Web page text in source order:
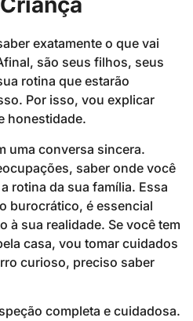
exatamente o que vai
são seus filhos, seus
rotina que estarão
Por isso, vou explicar
honestidade.
uma conversa sincera.
saber onde você
rotina da sua família. Essa
burocrático, é essencial
à sua realidade. Se você tem
casa, vou tomar cuidados
curioso, preciso saber
completa e cuidadosa.